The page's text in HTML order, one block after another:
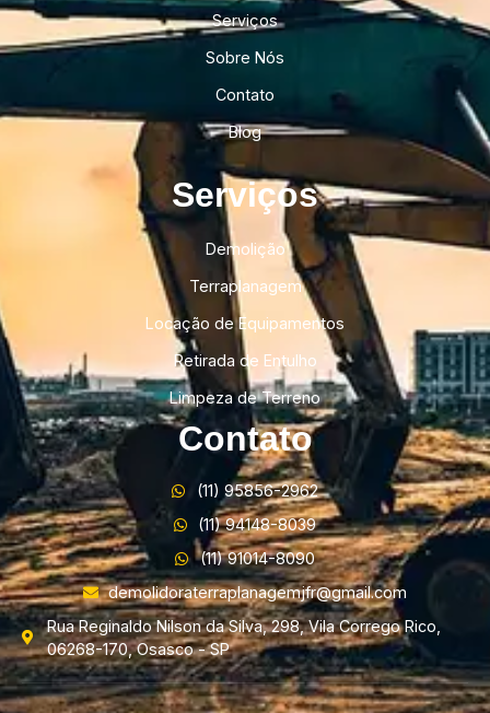
Serviços
Sobre Nós
Contato
Blog
Serviços
Demolição
Terraplanagem
Locação de Equipamentos
Retirada de Entulho
Limpeza de Terreno
Contato
(11) 95856-2962
(11) 94148-8039
(11) 91014-8090
demolidoraterraplanagemjfr@gmail.com
Rua Reginaldo Nilson da Silva, 298, Vila Corrego Rico,
06268-170, Osasco - SP